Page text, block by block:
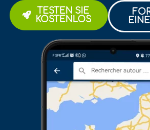
TESTEN SIE
KOSTENLOS